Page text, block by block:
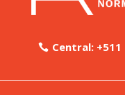
Central: +511